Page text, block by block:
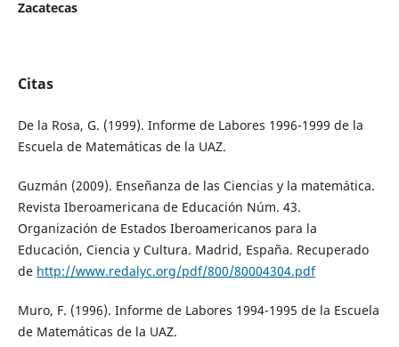
Zacatecas
Citas
De la Rosa, G. (1999). Informe de Labores 1996-1999 de la
Escuela de Matemáticas de la UAZ.
Guzmán (2009). Enseñanza de las Ciencias y la matemática.
Revista Iberoamericana de Educación Núm. 43.
Organización de Estados Iberoamericanos para la
Educación, Ciencia y Cultura. Madrid, España. Recuperado
de http://www.redalyc.org/pdf/800/80004304.pdf
Muro, F. (1996). Informe de Labores 1994-1995 de la Escuela
de Matemáticas de la UAZ.